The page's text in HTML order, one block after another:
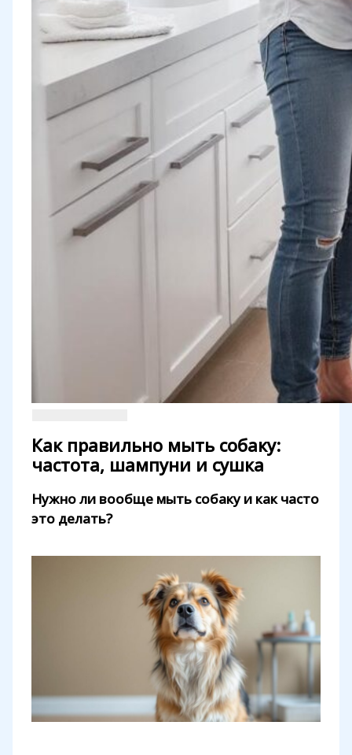
Как правильно мыть собаку:
частота, шампуни и сушка
Нужно ли вообще мыть собаку и как часто
это делать?